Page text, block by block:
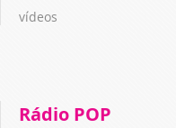
vídeos
Rádio POP